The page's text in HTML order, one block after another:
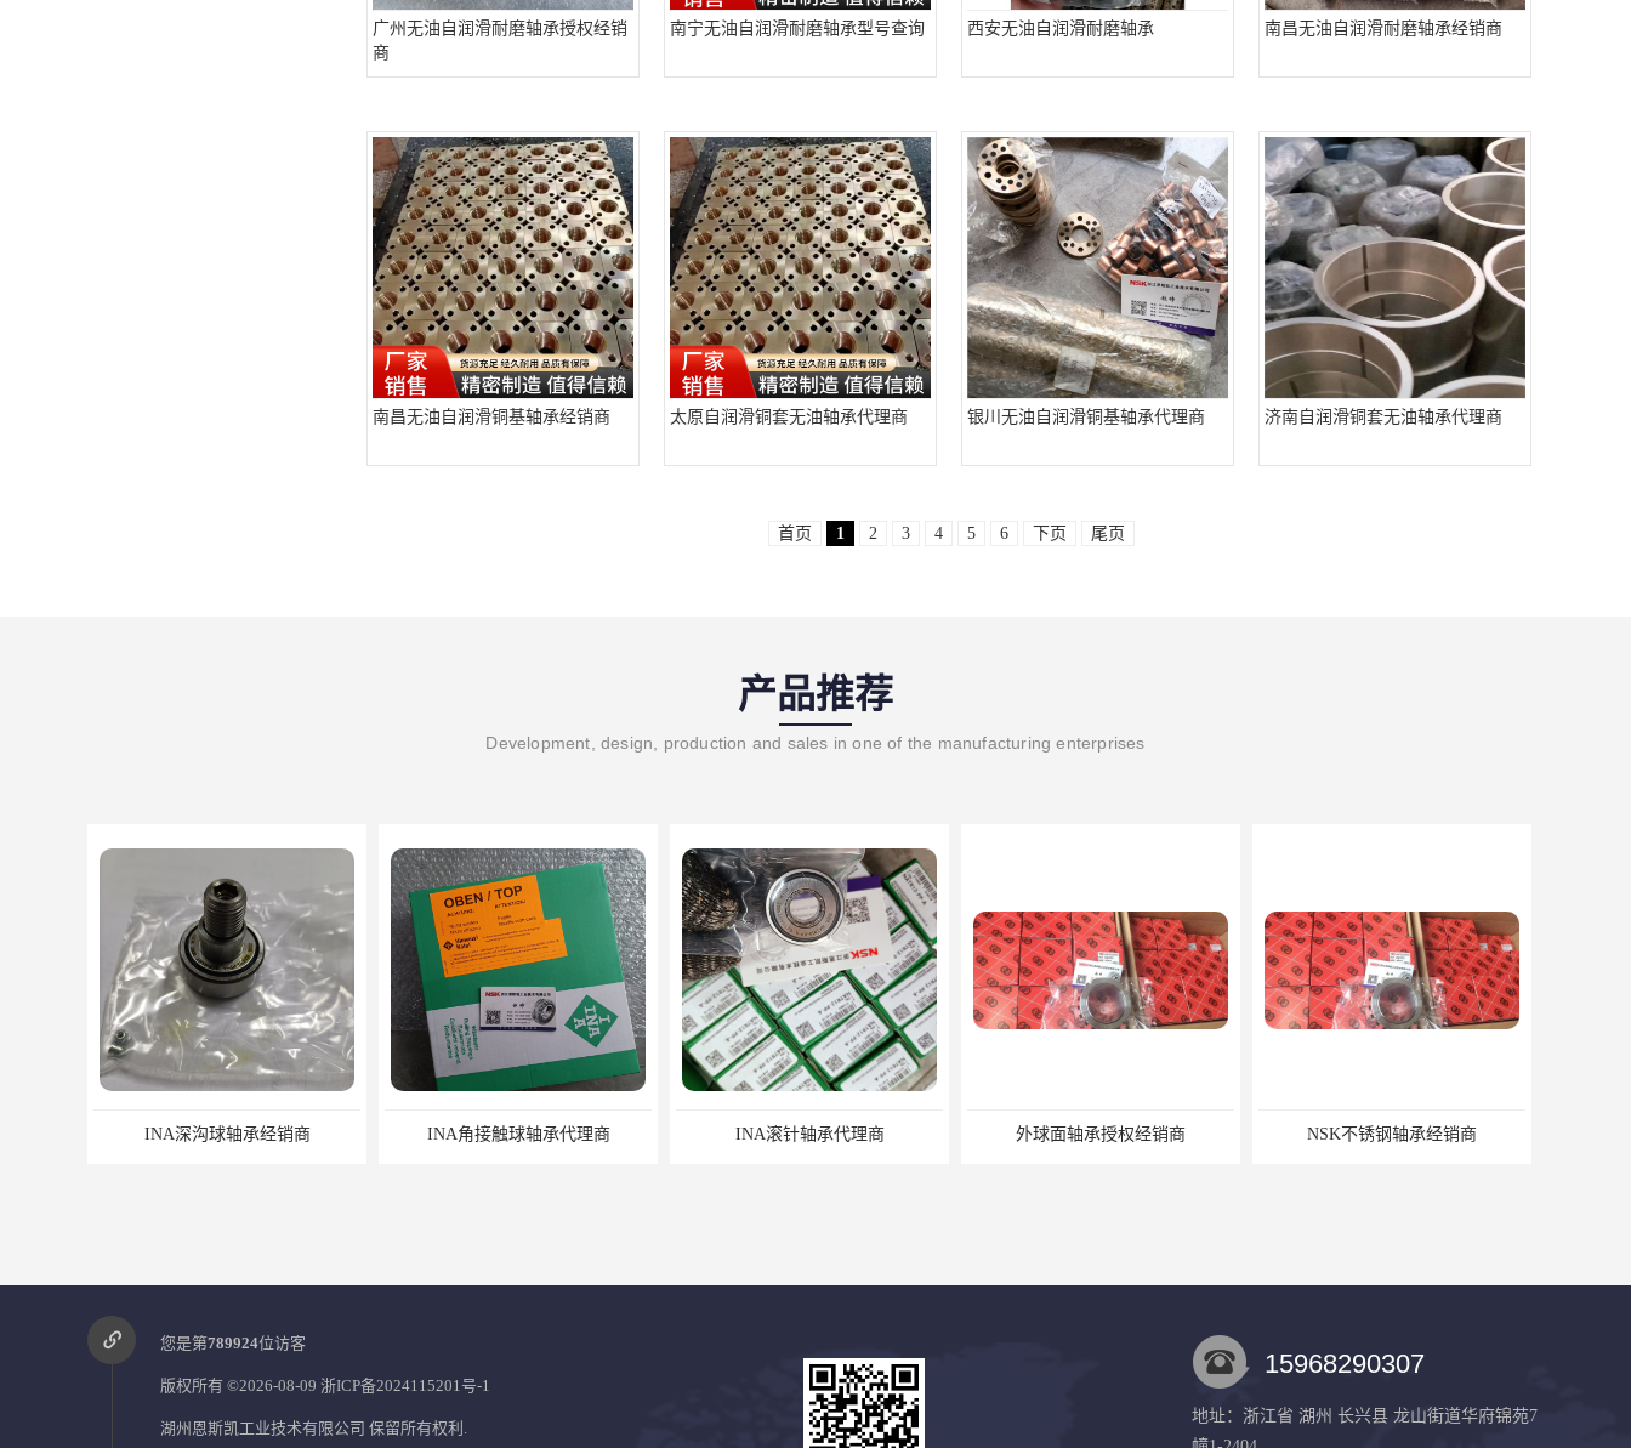
广州无油自润滑耐磨轴承授权经销
商
南宁无油自润滑耐磨轴承型号查询 西安无油自润滑耐磨轴承 南昌无油自润滑耐磨轴承经销商
南昌无油自润滑铜基轴承经销商 太原自润滑铜套无油轴承代理商 银川无油自润滑铜基轴承代理商 济南自润滑铜套无油轴承代理商
首页 1 2 3 4 5 6 下页 尾页
产品推荐
Development, design, production and sales in one of the manufacturing enterprises
INA角接触球轴承代理商 INA滚针轴承代理商 外球面轴承授权经销商 NSK不锈钢轴承经销商
您是第789924位访客
版权所有 ©2026-08-09 浙ICP备2024115201号-1
湖州恩斯凯工业技术有限公司 保留所有权利.
15968290307
地址：浙江省 湖州 长兴县 龙山街道华府锦苑7